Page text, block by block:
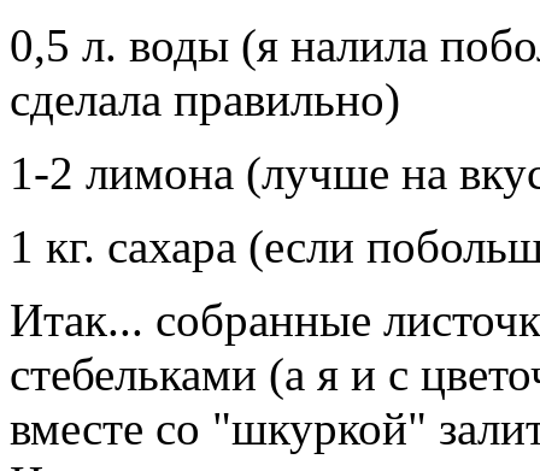
0,5 л. воды (я налила
сделала правильно)
1-2 лимона (лучше на
1 кг. сахара (если
Итак... собранные
стебельками (а я и с
вместе со "шкуркой"